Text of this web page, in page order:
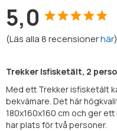
5,0
(Läs alla8recensionerhär)
Trekker Isfisketält, 2
Med ett Trekker isfisketält
bekvämare. Det här
180x160x160 cm och ger
har plats för två personer.